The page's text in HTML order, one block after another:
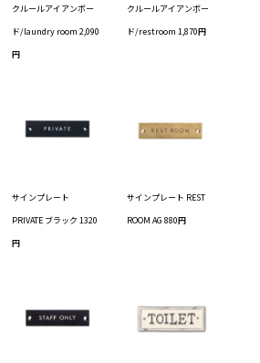
クルールアイアンボー
ド/laundry room 2,090
円
クルールアイアンボー
ド/restroom 1,870円
サインプレート
PRIVATE ブラック 1320
円
サインプレート REST
ROOM AG 880円